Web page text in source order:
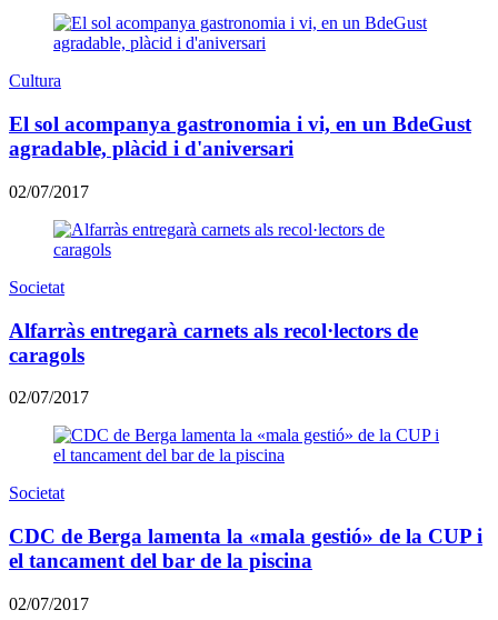
Cultura
El sol acompanya gastronomia i vi, en un BdeGust
agradable, plàcid i d'aniversari
02/07/2017
Societat
Alfarràs entregarà carnets als recol·lectors de
caragols
02/07/2017
Societat
CDC de Berga lamenta la «mala gestió» de la CUP i
el tancament del bar de la piscina
02/07/2017